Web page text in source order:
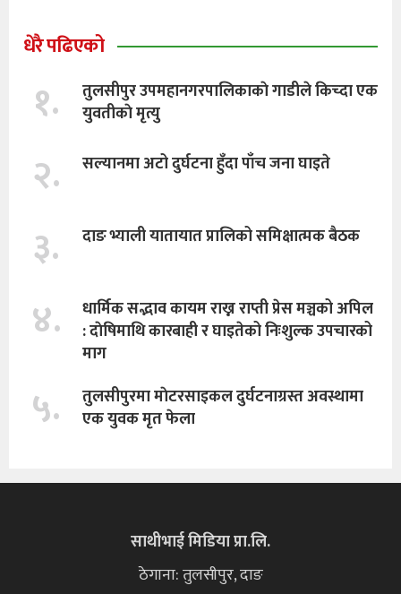
धेरै पढिएको
१.
तुलसीपुर उपमहानगरपालिकाकाे गाडीले किच्दा एक
युवतीकाे मृत्यु
२. सल्यानमा अटो दुर्घटना हुँदा पाँच जना घाइते
३. दाङ भ्याली यातायात प्रालिको समिक्षात्मक बैठक
४.
धार्मिक सद्भाव कायम राख्न राप्ती प्रेस मञ्चको अपिल
: दाेषिमाथि कारबाही र घाइतेको निःशुल्क उपचारको
माग
५.
तुलसीपुरमा माेटरसाइकल दुर्घटनाग्रस्त अवस्थामा
एक युवक मृत फेला
साथीभाई मिडिया प्रा.लि.
ठेगाना: तुलसीपुर, दाङ